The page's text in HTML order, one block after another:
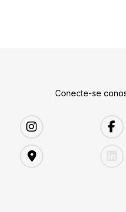
Conecte-se